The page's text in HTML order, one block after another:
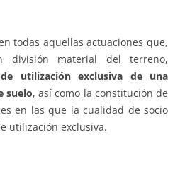
todas aquellas actuaciones que,
división material del terreno,
utilización exclusiva de una
suelo, así como la constitución de
en las que la cualidad de socio
utilización exclusiva.